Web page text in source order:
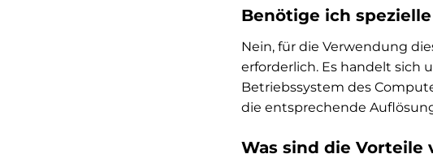
Benötige ich
Nein, für die Verwendung
erforderlich. Es handelt sich
Betriebssystem des
die entsprechende
Was sind die Vorteile